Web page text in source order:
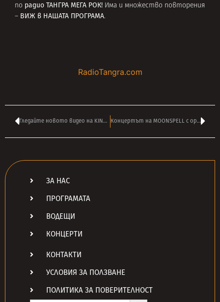
по радио ТАНГРА МЕГА РОК! Има и множество повторения
– ВИЖ в НАШАТА ПРОГРАМА.
RadioTangra.com
Гледайте новото видео на KING GIZZARD & THE LIZARD WIZARD – ‘Level 5’ Концертът на MOONSPELL с оркестър в Античния театър е отменен
ЗА НАС
ПРОГРАМАТА
ВОДЕЩИ
КОНЦЕРТИ
КОНТАКТИ
УСЛОВИЯ ЗА ПОЛЗВАНЕ
ПОЛИТИКА ЗА ПОВЕРИТЕЛНОСТ
Search Button